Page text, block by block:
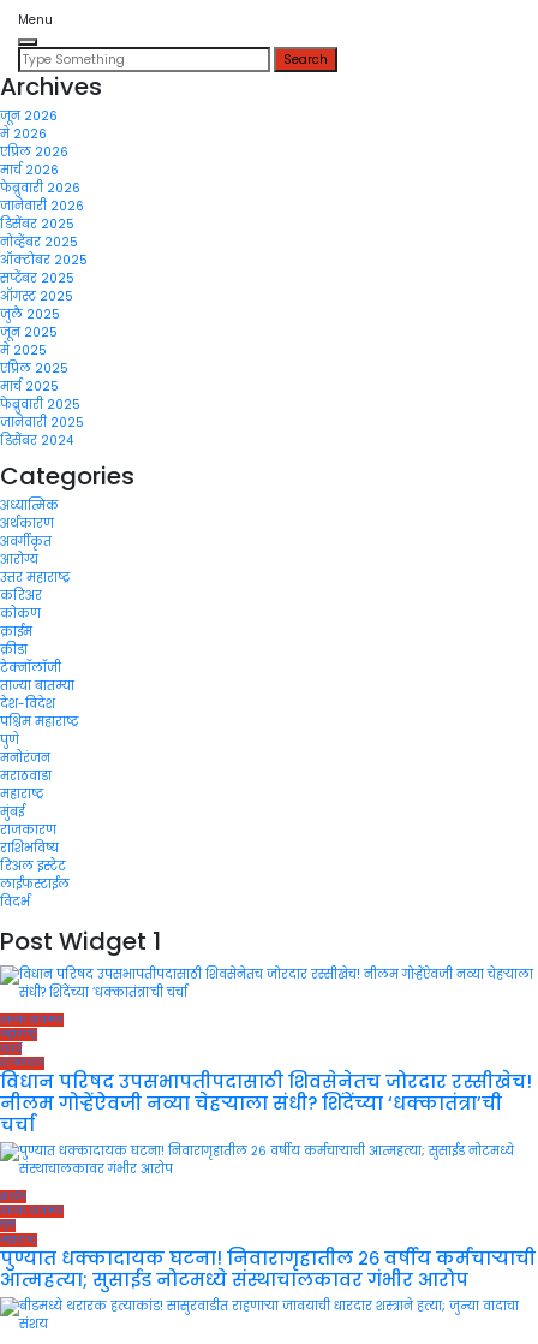
Menu
Search
for:
Archives
जून 2026
मे 2026
एप्रिल 2026
मार्च 2026
फेब्रुवारी 2026
जानेवारी 2026
डिसेंबर 2025
नोव्हेंबर 2025
ऑक्टोबर 2025
सप्टेंबर 2025
ऑगस्ट 2025
जुलै 2025
जून 2025
मे 2025
एप्रिल 2025
मार्च 2025
फेब्रुवारी 2025
जानेवारी 2025
डिसेंबर 2024
Categories
अध्यात्मिक
अर्थकारण
अवर्गीकृत
आरोग्य
उत्तर महाराष्ट्र
करिअर
कोकण
क्राईम
क्रीडा
टेक्नॉलॉजी
ताज्या बातम्या
देश-विदेश
पश्चिम महाराष्ट्र
पुणे
मनोरंजन
मराठवाडा
महाराष्ट्र
मुंबई
राजकारण
राशिभविष्य
रिअल इस्टेट
लाईफस्टाईल
विदर्भ
Post Widget 1
ताज्या बातम्या
महाराष्ट्र
मुंबई
राजकारण
विधान परिषद उपसभापतीपदासाठी शिवसेनेतच जोरदार रस्सीखेच!
नीलम गोऱ्हेंऐवजी नव्या चेहऱ्याला संधी? शिंदेंच्या ‘धक्कातंत्रा’ची
चर्चा
क्राईम
ताज्या बातम्या
पुणे
महाराष्ट्र
पुण्यात धक्कादायक घटना! निवारागृहातील २६ वर्षीय कर्मचाऱ्याची
आत्महत्या; सुसाईड नोटमध्ये संस्थाचालकावर गंभीर आरोप